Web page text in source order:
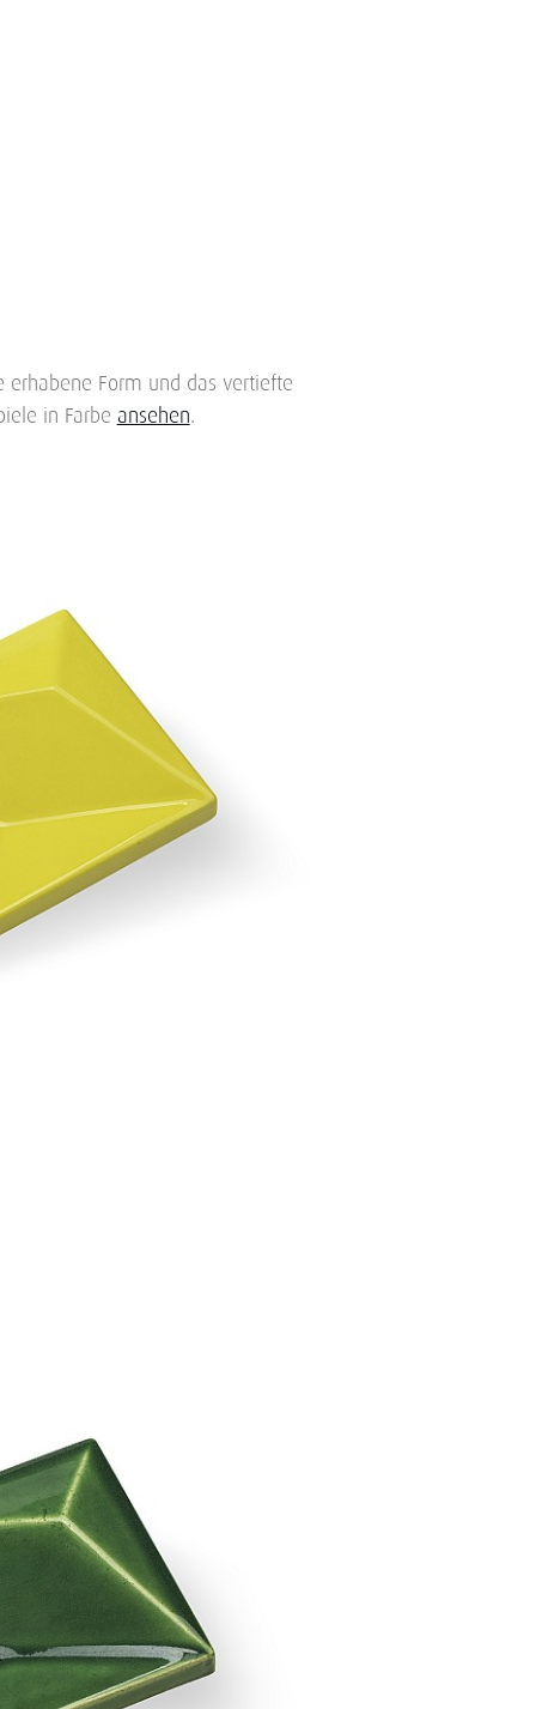
Form und das vertiefte
in Farbe ansehen.